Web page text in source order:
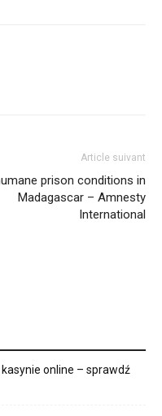
Article suivant
prison conditions in
Madagascar – Amnesty
International
online – sprawdź